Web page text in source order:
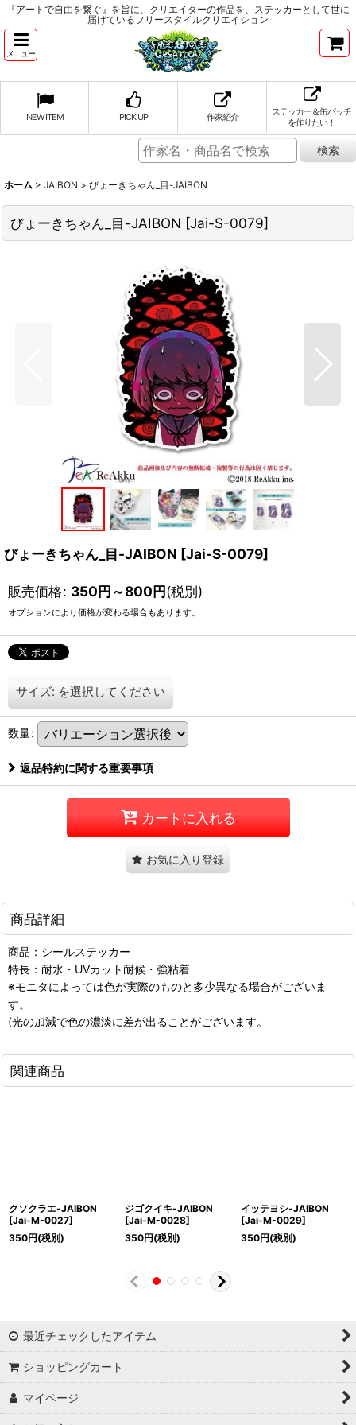
『アートで自由を繋ぐ』を旨に、クリエイターの作品を、ステッカーとして世に
届けているフリースタイルクリエイション
メニュー
NEW ITEM PICK UP 作家紹介
ステッカー＆缶バッチ
を作りたい！
ホーム > JAIBON > びょーきちゃん_目-JAIBON
びょーきちゃん_目-JAIBON [Jai-S-0079]
びょーきちゃん_目-JAIBON [Jai-S-0079]
販売価格: 350円～800円(税別)
オプションにより価格が変わる場合もあります。
サイズ: を選択してください
数量:
返品特約に関する重要事項
カートに入れる
お気に入り登録
商品詳細
商品：シールステッカー
特長：耐水・UVカット耐候・強粘着
※モニタによっては色が実際のものと多少異なる場合がございま
す。
(光の加減で色の濃淡に差が出ることがございます。
関連商品
クソクラエ-JAIBON
[Jai-M-0027]
350円(税別)
ジゴクイキ-JAIBON
[Jai-M-0028]
350円(税別)
イッテヨシ-JAIBON
[Jai-M-0029]
350円(税別)
最近チェックしたアイテム
ショッピングカート
マイページ